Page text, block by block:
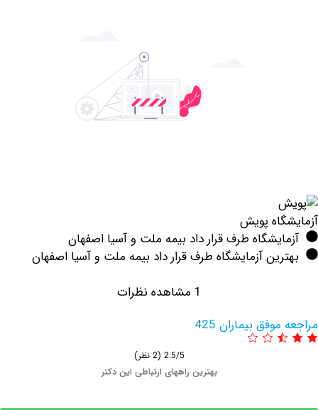
پویش
طرف قرار داد بیمه ملت و آسیا اصفهان
آزمایشگاه طرف قرار داد بیمه ملت و آسیا اصفهان
بیماران 425
بهترین راههای ارتباطی این دکتر